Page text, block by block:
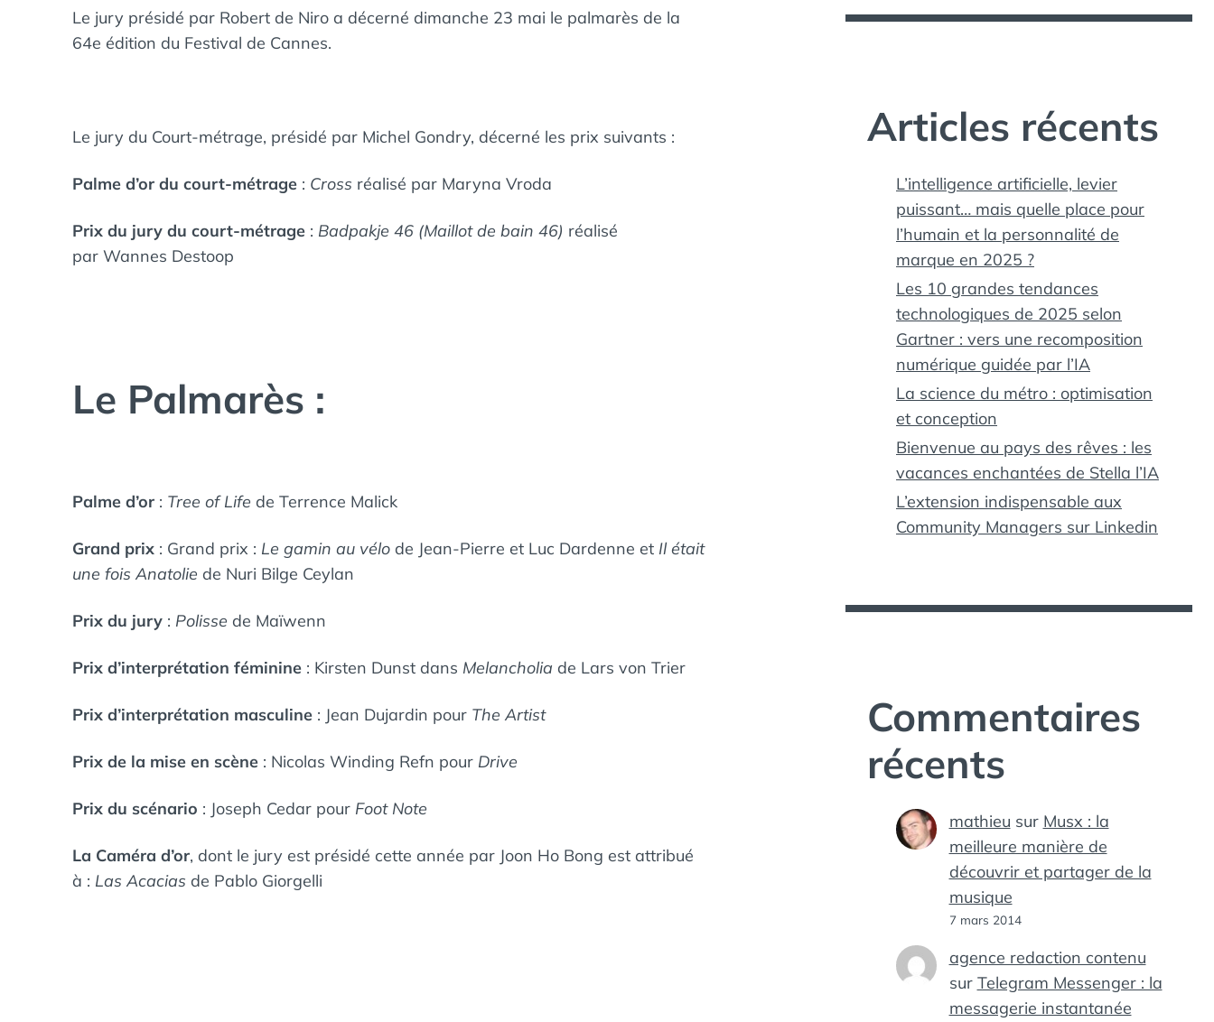
Le jury présidé par Robert de Niro a décerné dimanche 23 mai le palmarès de la
64e édition du Festival de Cannes.
Le jury du Court-métrage, présidé par Michel Gondry, décerné les prix suivants :
Palme d’or du court-métrage : Cross réalisé par Maryna Vroda
Prix du jury du court-métrage : Badpakje 46 (Maillot de bain 46) réalisé
par Wannes Destoop
Le Palmarès :
Palme d’or : Tree of Life de Terrence Malick
Grand prix : Grand prix : Le gamin au vélo de Jean-Pierre et Luc Dardenne et Il était
une fois Anatolie de Nuri Bilge Ceylan
Prix du jury : Polisse de Maïwenn
Prix d’interprétation féminine : Kirsten Dunst dans Melancholia de Lars von Trier
Prix d’interprétation masculine : Jean Dujardin pour The Artist
Prix de la mise en scène : Nicolas Winding Refn pour Drive
Prix du scénario : Joseph Cedar pour Foot Note
La Caméra d’or, dont le jury est présidé cette année par Joon Ho Bong est attribué
à : Las Acacias de Pablo Giorgelli
Articles récents
L’intelligence artificielle, levier
puissant… mais quelle place pour
l’humain et la personnalité de
marque en 2025 ?
Les 10 grandes tendances
technologiques de 2025 selon
Gartner : vers une recomposition
numérique guidée par l’IA
La science du métro : optimisation
et conception
Bienvenue au pays des rêves : les
vacances enchantées de Stella l’IA
L’extension indispensable aux
Community Managers sur Linkedin
Commentaires
récents
mathieu sur Musx : la
meilleure manière de
découvrir et partager de la
musique
7 mars 2014
agence redaction contenu
sur Telegram Messenger : la
messagerie instantanée